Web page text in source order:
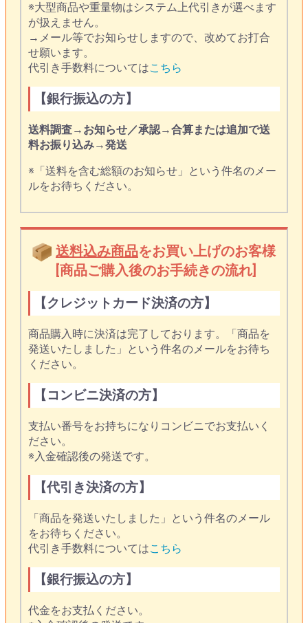
※大型商品や重量物はシステム上代引きが選べます
が扱えません。
→メール等でお知らせしますので、改めてお打合
せ願います。
代引き手数料についてはこちら
【銀行振込の方】
送料調査→ お知らせ／承認→合算または追加で送
料お振り込み→発送
※「送料を含む総額のお知らせ」という件名のメー
ルをお待ちください。
送料込み商品をお買い上げのお客様
[商品ご購入後のお手続きの流れ]
【クレジットカード決済の方】
商品購入時に決済は完了しております。「商品を
発送いたしました」という件名のメールをお待ち
ください。
【コンビニ決済の方】
支払い番号をお持ちになりコンビニでお支払いく
ださい。
※入金確認後の発送です。
【代引き決済の方】
「商品を発送いたしました」という件名のメール
をお待ちください。
代引き手数料についてはこちら
【銀行振込の方】
代金をお支払ください。